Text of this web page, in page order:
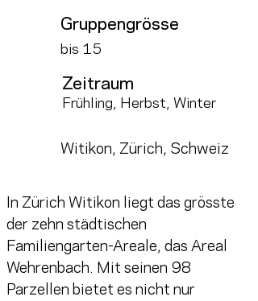
Gruppengrösse
bis 15
Zeitraum
Frühling, Herbst, Winter
Witikon, Zürich, Schweiz
In Zürich Witikon liegt das grösste
der zehn städtischen
Familiengarten-Areale, das Areal
Wehrenbach. Mit seinen 98
Parzellen bietet es nicht nur